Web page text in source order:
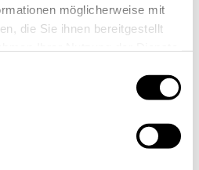
möglicherweise mit
die Sie ihnen bereitgestellt